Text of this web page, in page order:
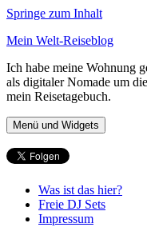
Springe zum Inhalt
Mein Welt-Reiseblog
Ich habe meine Wohnung
als digitaler Nomade um
mein Reisetagebuch.
Menü und Widgets
Was ist das hier?
Freie DJ Sets
Impressum